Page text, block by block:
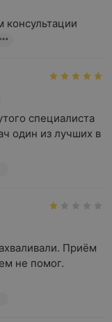
консультации
специалиста
один из лучших в
Приём
не помог.